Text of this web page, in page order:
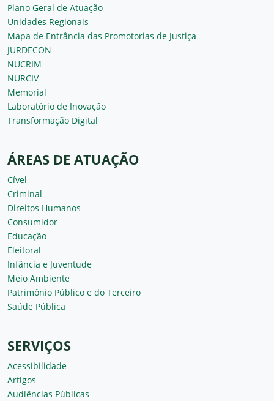
Plano Geral de Atuação
Unidades Regionais
Mapa de Entrância das Promotorias de Justiça
JURDECON
NUCRIM
NURCIV
Memorial
Laboratório de Inovação
Transformação Digital
ÁREAS DE ATUAÇÃO
Cível
Criminal
Direitos Humanos
Consumidor
Educação
Eleitoral
Infância e Juventude
Meio Ambiente
Patrimônio Público e do Terceiro
Saúde Pública
SERVIÇOS
Acessibilidade
Artigos
Audiências Públicas